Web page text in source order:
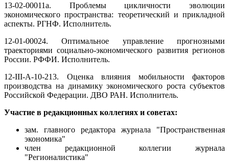
13-02-00011а. Проблемы цикличности эволюции
экономического пространства: теоретический и прикладной
аспекты. РГНФ. Исполнитель.
12-01-00024. Оптимальное управление прогнозными
траекториями социально-экономического развития регионов
России. РФФИ. Исполнитель.
12-III-А-10-213. Оценка влияния мобильности факторов
производства на динамику экономического роста субъектов
Российской Федерации. ДВО РАН. Исполнитель.
Участие в редакционных коллегиях и советах:
зам. главного редактора журнала "Пространственная
экономика"
член редакционной коллегии журнала
"Регионалистика"